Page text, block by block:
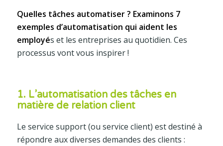
Quelles tâches automatiser ? Examinons 7
exemples d’automatisation qui aident les
employés et les entreprises au quotidien. Ces
processus vont vous inspirer !
1. L’automatisation des tâches en
matière de relation client
Le service support (ou service client) est destiné à
répondre aux diverses demandes des clients :